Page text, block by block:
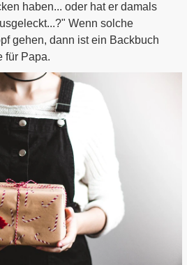
haben... oder hat er damals
Wenn solche
gehen, dann ist ein Backbuch
für Papa.